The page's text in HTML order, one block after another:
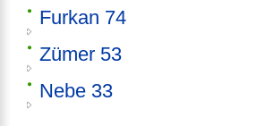
Furkan 74
Zümer 53
Nebe 33